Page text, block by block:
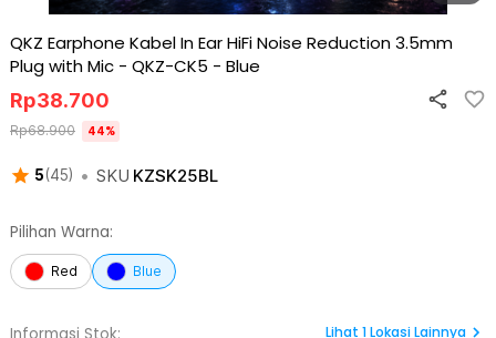
QKZ Earphone Kabel In Ear HiFi Noise Reduction 3.5mm
Plug with Mic - QKZ-CK5 - Blue
5(45) • SKU KZSK25BL
Rp38.700
Rp68.900 44%
Pilihan Warna:
Red Blue
Lihat 1Lokasi Lainnya